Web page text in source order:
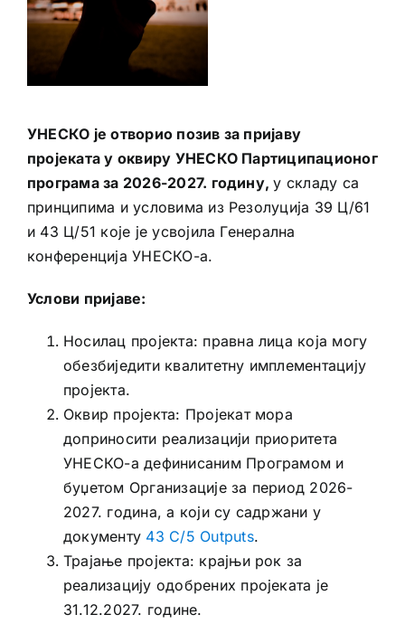
УНЕСКО је отворио позив за пријаву
пројеката у оквиру УНЕСКО Партиципационог
програма за 2026-2027. годину,у складу са
принципима и условима из Резолуција 39 Ц/61
и 43 Ц/51 које је усвојила Генерална
конференција УНЕСКО-а.
Услови пријаве:
Носилац пројекта: правна лица која могу
обезбиједити квалитетну имплементацију
пројекта.
Оквир пројекта: Пројекат мора
доприносити реализацији приоритета
УНЕСКО-а дефинисаним Програмом и
буџетом Организације за период 2026-
2027. година, а који су садржани у
документу 43 C/5 Outputs.
Трајање пројекта: крајњи рок за
реализацију одобрених пројеката је
31.12.2027. године.